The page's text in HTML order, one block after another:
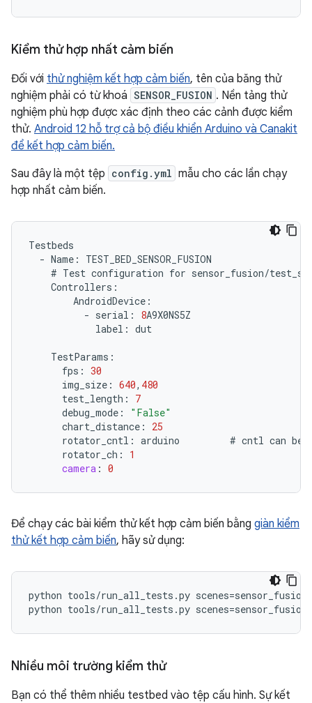
Kiểm thử hợp nhất cảm biến
Đối với thử nghiệm kết hợp cảm biến, tên của băng thử
nghiệm phải có từ khoá SENSOR_FUSION . Nền tảng thử
nghiệm phù hợp được xác định theo các cảnh được kiểm
thử. Android 12 hỗ trợ cả bộ điều khiển Arduino và Canakit
để kết hợp cảm biến.
Sau đây là một tệp config.yml mẫu cho các lần chạy
hợp nhất cảm biến.
Testbeds
- Name :
TEST_BED_SENSOR_FUSION
# Test configuration for sensor_fusion/
Controllers :
AndroidDevice :
- serial : 8A9X0NS5Z
label : dut
TestParams :
fps : 30
img_size : 640, 480
test_length :
7
debug_mode :
"False"
chart_distance :
25
rotator_cntl : arduino # cntl can be
rotator_ch :
1
camera : 0
Để chạy các bài kiểm thử kết hợp cảm biến bằng giàn kiểm
thử kết hợp cảm biến, hãy sử dụng:
python tools/run_all_tests .py scenes=sensor_fusion
python tools/run_all_tests .py scenes=sensor_fusion
Nhiều môi trường kiểm thử
Bạn có thể thêm nhiều testbed vào tệp cấu hình. Sự kết